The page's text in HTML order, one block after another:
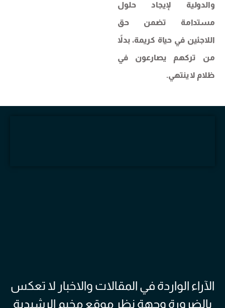
والدولية لإيجاد حلول
مستدامة تضمن حق
اللاجئين في حياة كريمة، بدلاً
من تركهم يصارعون في
ظلام لا ينتهي.
الآراء الواردة في المقالات والاخبار لا تعكس
بالضرورة وجهة نظر موقع مخيم الرشيدية